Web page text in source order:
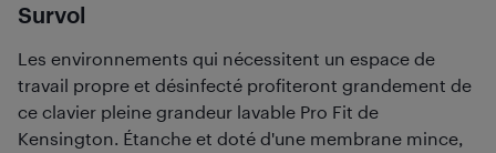
Survol
Les environnements qui nécessitent un espace de
travail propre et désinfecté profiteront grandement de
ce clavier pleine grandeur lavable Pro Fit de
Kensington. Étanche et doté d'une membrane mince,